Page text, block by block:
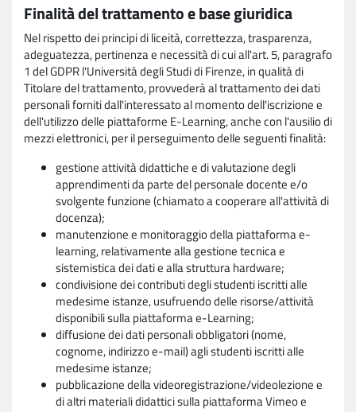
Finalità del trattamento e base giuridica
Nel rispetto dei principi di liceità, correttezza, trasparenza,
adeguatezza, pertinenza e necessità di cui all'art. 5, paragrafo
1 del GDPR l'Università degli Studi di Firenze, in qualità di
Titolare del trattamento, provvederà al trattamento dei dati
personali forniti dall'interessato al momento dell'iscrizione e
dell'utilizzo delle piattaforme E-Learning, anche con l'ausilio di
mezzi elettronici, per il perseguimento delle seguenti finalità:
gestione attività didattiche e di valutazione degli
apprendimenti da parte del personale docente e/o
svolgente funzione (chiamato a cooperare all'attività di
docenza);
manutenzione e monitoraggio della piattaforma e-
learning, relativamente alla gestione tecnica e
sistemistica dei dati e alla struttura hardware;
condivisione dei contributi degli studenti iscritti alle
medesime istanze, usufruendo delle risorse/attività
disponibili sulla piattaforma e-Learning;
diffusione dei dati personali obbligatori (nome,
cognome, indirizzo e-mail) agli studenti iscritti alle
medesime istanze;
pubblicazione della videoregistrazione/videolezione e
di altri materiali didattici sulla piattaforma Vimeo e